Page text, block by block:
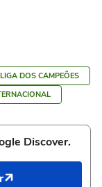
LIGA DOS CAMPEÕES
Discover.